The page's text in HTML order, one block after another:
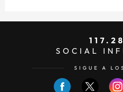
SOCIAL
SIGUE A